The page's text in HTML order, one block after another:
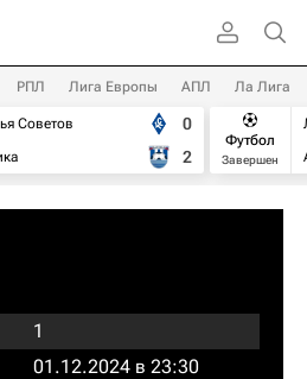
РПЛ Лига Европы АПЛ Ла Лига
Советов
0
2
Футбол
Завершен
1
01.12.2024 в 23:30